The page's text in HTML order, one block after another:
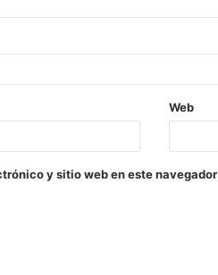
Web
y sitio web en este